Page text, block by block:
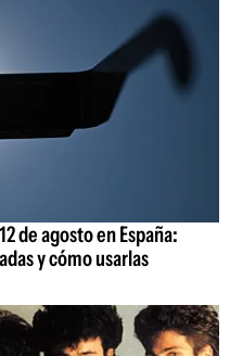
de agosto en España:
y cómo usarlas